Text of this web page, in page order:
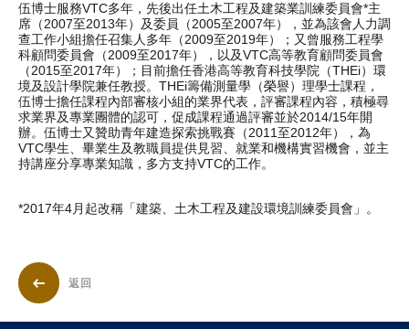
伍博士服務VTC多年，先後出任土木工程及建築業訓練委員會*主
席（2007至2013年）及委員（2005至2007年），並為該會人力調
查工作小組擔任召集人多年（2009至2019年）；又曾服務工程學
科顧問委員會（2009至2017年），以及VTC高等教育顧問委員會
（2015至2017年）；目前擔任香港高等教育科技學院（THEi）環
境及設計學院兼任教授。THEi籌備測量學（榮譽）理學士課程，
伍博士擔任課程內部審核小組的業界代表，評審課程內容，積極尋
求業界及專業團體的認可，促成課程通過評審並於2014/15年開
辦。伍博士又贊助青年建造探索挑戰賽（2011至2012年），為
VTC學生、畢業生及教職員提供見習、就業和機構實習機會，並主
持講座分享專業知識，多方支持VTC的工作。
*2017年4月起改稱「建築、土木工程及建設環境訓練委員會」。
返回